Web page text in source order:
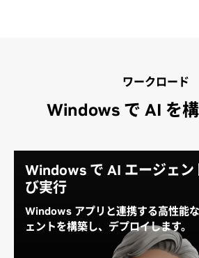
ワークロード
Windows で AI を
Windows で AI エージェン
び実行
Windows アプリと連携する高性能
ェントを構築し、デプロイします。